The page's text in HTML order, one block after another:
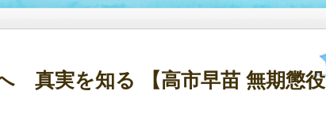
真実を知る 【高市早苗 無期懲